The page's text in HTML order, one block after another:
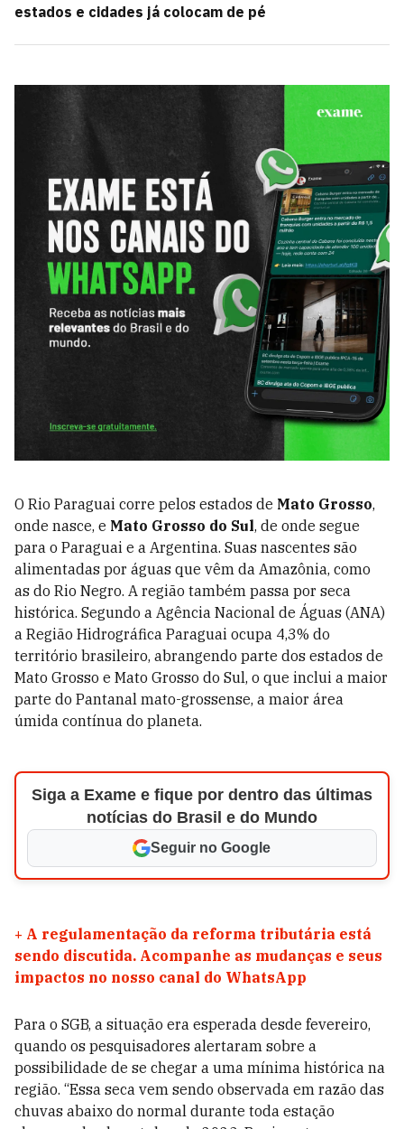
estados e cidades já colocam de pé
O Rio Paraguai corre pelos estados de Mato Grosso,
onde nasce, e Mato Grosso do Sul, de onde segue
para o Paraguai e a Argentina. Suas nascentes são
alimentadas por águas que vêm da Amazônia, como
as do Rio Negro. A região também passa por seca
histórica. Segundo a Agência Nacional de Águas (ANA)
a Região Hidrográfica Paraguai ocupa 4,3% do
território brasileiro, abrangendo parte dos estados de
Mato Grosso e Mato Grosso do Sul, o que inclui a maior
parte do Pantanal mato-grossense, a maior área
úmida contínua do planeta.
Siga a Exame e fique por dentro das últimas
notícias do Brasil e do Mundo
Seguir no Google
+ A regulamentação da reforma tributária está
sendo discutida. Acompanhe as mudanças e seus
impactos no nosso canal do WhatsApp
Para o SGB, a situação era esperada desde fevereiro,
quando os pesquisadores alertaram sobre a
possibilidade de se chegar a uma mínima histórica na
região. “Essa seca vem sendo observada em razão das
chuvas abaixo do normal durante toda estação